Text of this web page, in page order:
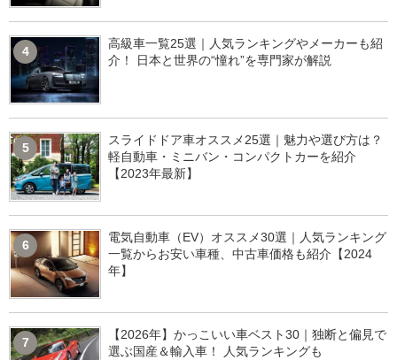
4
高級車一覧25選｜人気ランキングやメーカーも紹
介！ 日本と世界の“憧れ”を専門家が解説
5
スライドドア車オススメ25選｜魅力や選び方は？
軽自動車・ミニバン・コンパクトカーを紹介
【2023年最新】
6
電気自動車（EV）オススメ30選｜人気ランキング
一覧からお安い車種、中古車価格も紹介【2024
年】
7
【2026年】かっこいい車ベスト30｜独断と偏見で
選ぶ国産＆輸入車！ 人気ランキングも